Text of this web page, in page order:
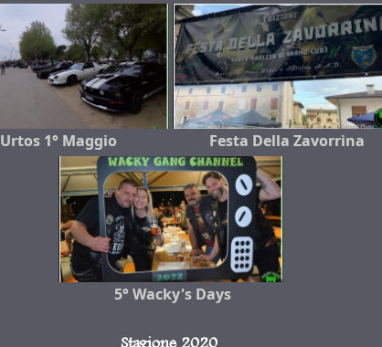
Urtos 1° Maggio Festa Della Zavorrina
5° Wacky's Days
Stagione 2020